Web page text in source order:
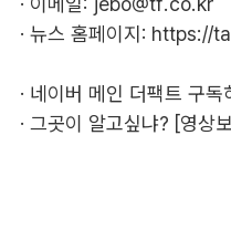
· 뉴스 홈페이지: https://
· 네이버 메인 더팩트 구
· 그곳이 알고싶냐? [영상